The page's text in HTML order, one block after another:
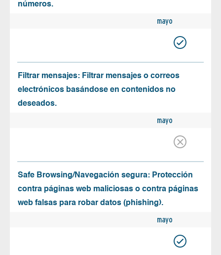
números.
mayo
Filtrar mensajes: Filtrar mensajes o correos
electrónicos basándose en contenidos no
deseados.
mayo
Safe Browsing/Navegación segura: Protección
contra páginas web maliciosas o contra páginas
web falsas para robar datos (phishing).
mayo